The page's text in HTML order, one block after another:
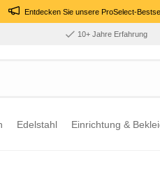
Entdecken Sie unsere ProSelect-
10+ Jahre Erfahrung
Edelstahl Einrichtung &